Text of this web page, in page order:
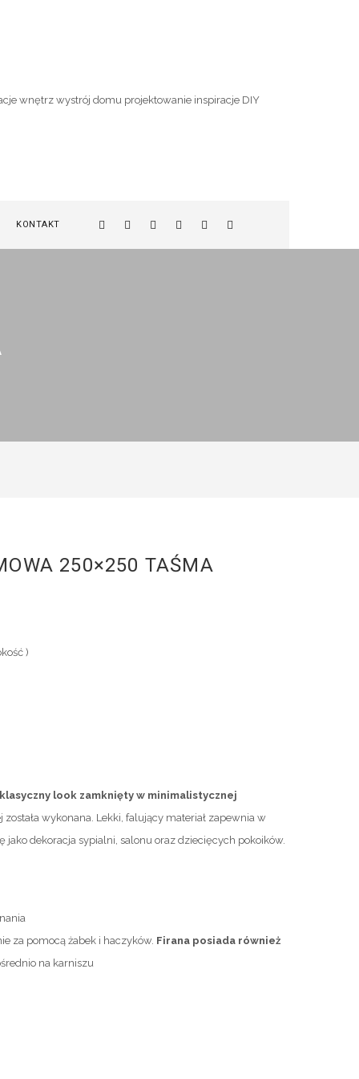
KONTAKT
250×250 TAŚMA
)
look zamknięty w minimalistycznej
wykonana. Lekki, falujący materiał zapewnia w
dekoracja sypialni, salonu oraz dziecięcych pokoików.
za pomocą żabek i haczyków. Firana posiada również
na karniszu